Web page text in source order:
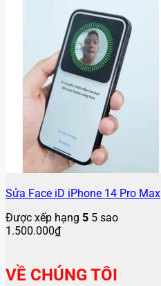
Sửa Face iD iPhone 14 Pro Max
Được xếp hạng 5 5 sao
1.500.000₫
VỀ CHÚNG TÔI